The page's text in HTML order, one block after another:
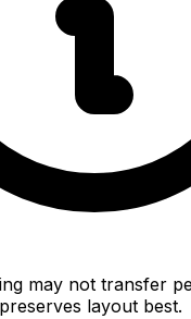
may not transfer
layout best.